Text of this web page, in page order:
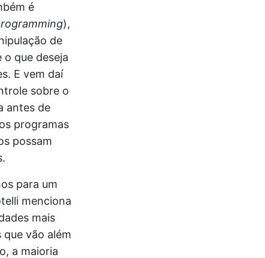
é
),
de
que deseja
E vem daí
sobre o
antes de
programas
possam
para um
menciona
mais
vão além
a maioria